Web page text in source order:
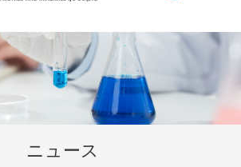
ニュース